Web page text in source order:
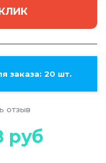
заказа: 20 шт.
отзыв
руб